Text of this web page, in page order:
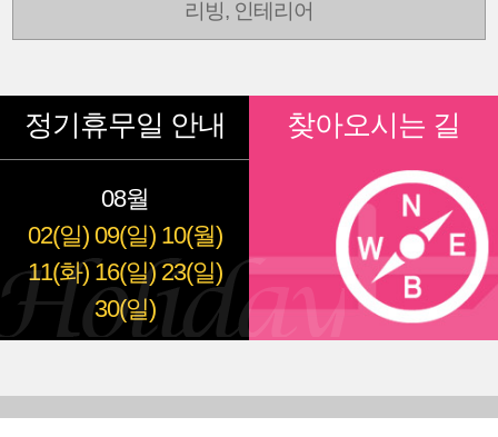
리빙, 인테리어
정기휴무일 안내
08월
02(일) 09(일) 10(월)
11(화) 16(일) 23(일)
30(일)
찾아오시는 길